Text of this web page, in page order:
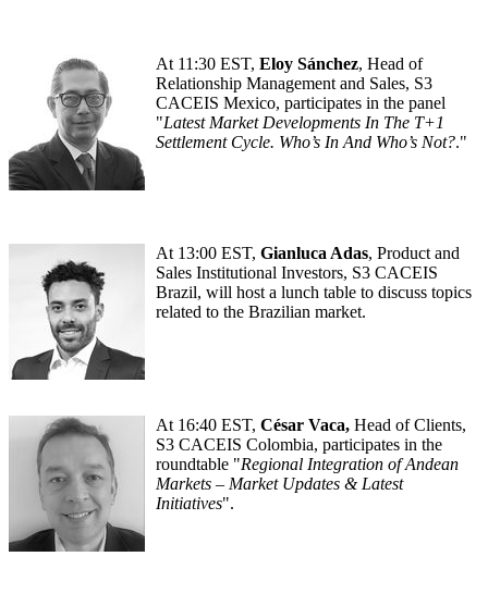
At 11:30 EST, Eloy Sánchez, Head of
Relationship Management and Sales, S3
CACEIS Mexico, participates in the panel
"Latest Market Developments In The T+1
Settlement Cycle. Who’s In And Who’s Not?."
At 13:00 EST, Gianluca Adas, Product and
Sales Institutional Investors, S3 CACEIS
Brazil, will host a lunch table to discuss topics
related to the Brazilian market.
At 16:40 EST, César Vaca, Head of Clients,
S3 CACEIS Colombia, participates in the
roundtable "Regional Integration of Andean
Markets – Market Updates & Latest
Initiatives".